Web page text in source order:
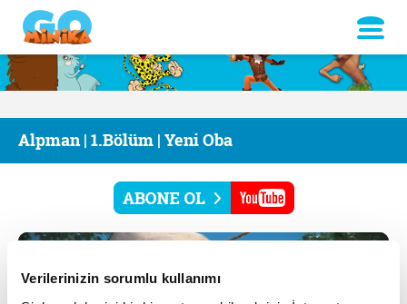
Verilerinizin sorumlu kullanımı
Alpman | 1.Bölüm | Yeni Oba